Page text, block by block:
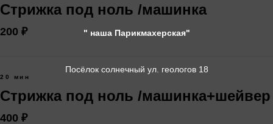
" наша Парикмахерская"
Посёлок солнечный ул. геологов 18
Стрижка под ноль /машинка
200 ₽
20 мин
Стрижка под ноль /машинка+шейвер
400 ₽